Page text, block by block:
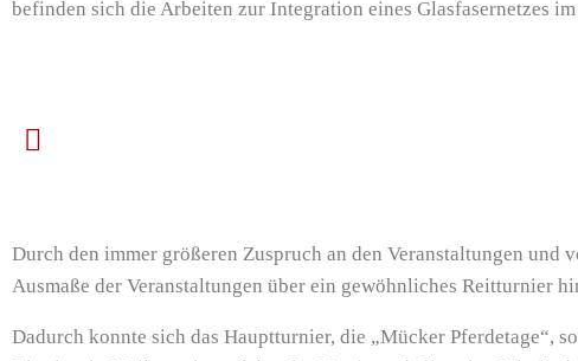
befinden sich die Arbeiten zur Integration eines Glasfasernetzes
Durch den immer größeren Zuspruch an den Veranstaltungen und
Ausmaße der Veranstaltungen über ein gewöhnliches Reitturnier
Dadurch konnte sich das Hauptturnier, die „Mücker Pferdetage“,